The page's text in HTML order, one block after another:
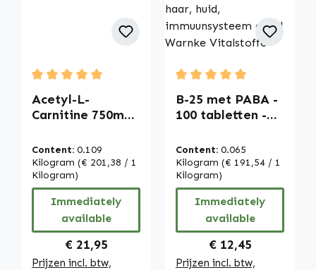
Average rating of 5 out of 5 stars
Acetyl-L-
Carnitine 750mg -
Warnke
Vitalstoffe
Content: 0.109
Kilogram (€ 201,38 / 1
Kilogram)
Immediately
available
Regular price:
€ 21,95
Prijzen incl. btw,
Average rating of 5 out
B-25 met PABA -
100 tabletten -
te slikken - met
biotine, vitamine
B12 enz. - voor
energie, haar,
huid,
immuunsysteem
enz. | Warnke
Vitalstoffe
Content: 0.065
Kilogram (€ 191,54 / 1
Kilogram)
Immediately
available
Regular price:
€ 12,45
Prijzen incl. btw,